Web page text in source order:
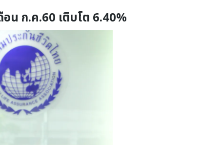
น ก.ค.60 เติบโต 6.40%